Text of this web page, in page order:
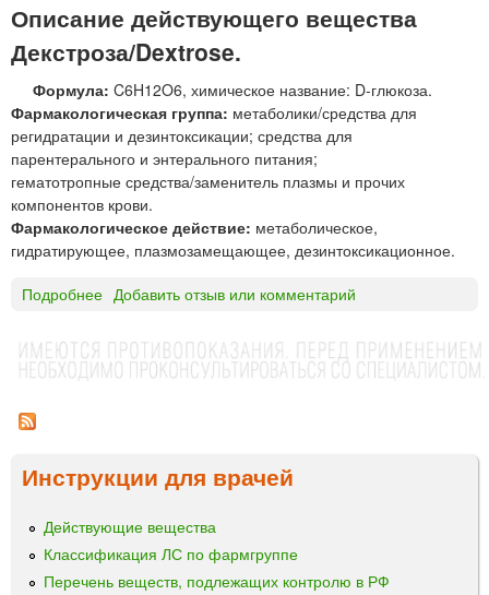
Л
Ь
Х
И
М
Ф
А
Р
М
»
И
К
®
г
е
л
ь
г
л
а
з
Описание действующего вещества
Декстроза/Dextrose.
Формула: C6H12O6, химическое название: D-глюкоза.
Фармакологическая группа: метаболики/средства для
регидратации и дезинтоксикации; средства для
парентерального и энтерального питания;
гематотропные средства/заменитель плазмы и прочих
компонентов крови.
Фармакологическое действие: метаболическое,
гидратирующее, плазмозамещающее, дезинтоксикационное.
Подробнее
е
к
з
Добавить отзыв или комментарий
Инструкции для врачей
Действующие вещества
Классификация ЛС по фармгруппе
Перечень веществ, подлежащих контролю в РФ